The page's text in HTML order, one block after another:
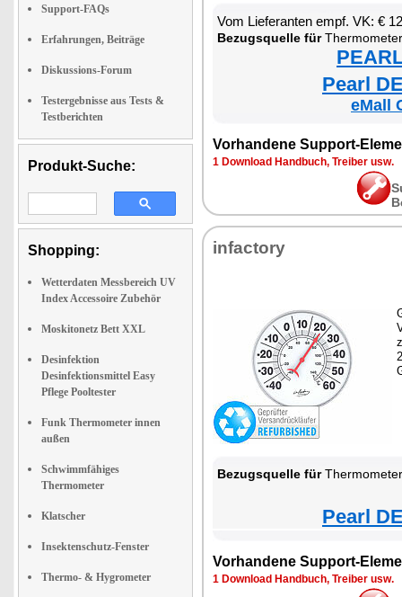
Support-FAQs
Erfahrungen, Beiträge
Diskussions-Forum
Testergebnisse aus Tests &
Testberichten
Produkt-Suche:
Shopping:
Wetterdaten Messbereich UV
Index Accessoire Zubehör
Moskitonetz Bett XXL
Desinfektion
Desinfektionsmittel Easy
Pflege Pooltester
Funk Thermometer innen
außen
Schwimmfähiges
Thermometer
Klatscher
Insektenschutz-Fenster
Thermo- & Hygrometer
Vom Lieferanten empf. VK: €
Bezugsquelle fürThermometer
Pearl
eMall
Vorhandene Support-
1 Download Handbuch, Treiber usw.
infactory
Bezugsquelle fürThermometer
Pearl
Vorhandene Support-
1 Download Handbuch, Treiber usw.